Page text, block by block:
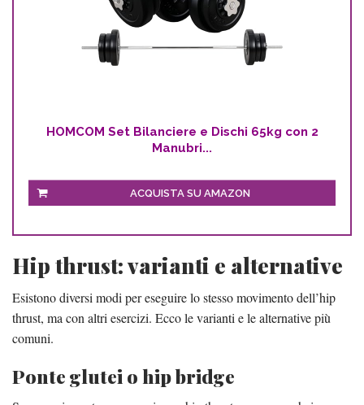
HOMCOM Set Bilanciere e Dischi 65kg con 2
Manubri...
ACQUISTA SU AMAZON
Hip thrust: varianti e alternative
Esistono diversi modi per eseguire lo stesso movimento dell’hip
thrust, ma con altri esercizi. Ecco le varianti e le alternative più
comuni.
Ponte glutei o hip bridge